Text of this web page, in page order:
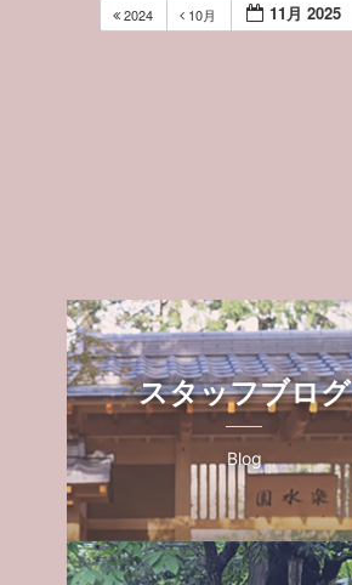
2024 10月 11月 2025
スタッフブログ
Blog